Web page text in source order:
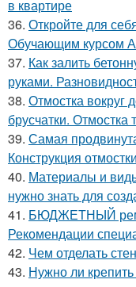
в квартире
36. Откройте для
Обучающим курсом
37. Как залить
руками.
38. Отмостка вокруг
брусчатки. Отмостка
39. Самая
Конструкция
40. Материалы и
нужно знать для
41. БЮДЖЕТНЫЙ
Рекомендации
42. Чем отделать
43. Нужно ли